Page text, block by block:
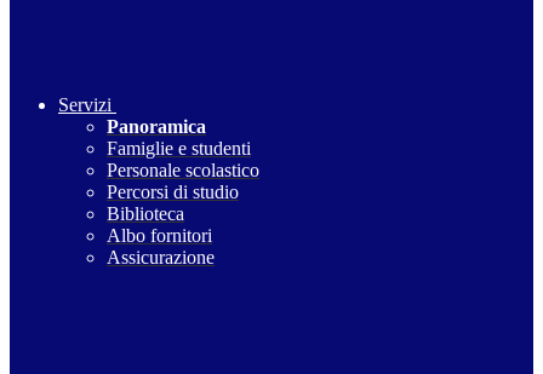
Servizi
Panoramica
Famiglie e studenti
Personale scolastico
Percorsi di studio
Biblioteca
Albo fornitori
Assicurazione